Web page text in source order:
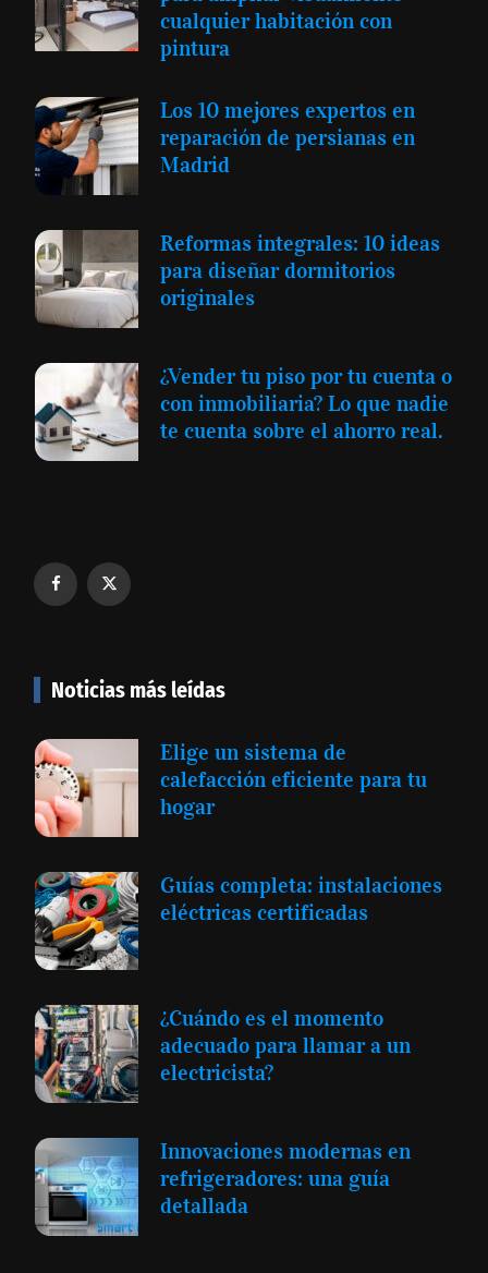
cualquier habitación con
pintura
Los 10 mejores expertos en
reparación de persianas en
Madrid
Reformas integrales: 10 ideas
para diseñar dormitorios
originales
¿Vender tu piso por tu cuenta o
con inmobiliaria? Lo que nadie
te cuenta sobre el ahorro real.
Noticias más leídas
Elige un sistema de
calefacción eficiente para tu
hogar
Guías completa: instalaciones
eléctricas certificadas
¿Cuándo es el momento
adecuado para llamar a un
electricista?
Innovaciones modernas en
refrigeradores: una guía
detallada